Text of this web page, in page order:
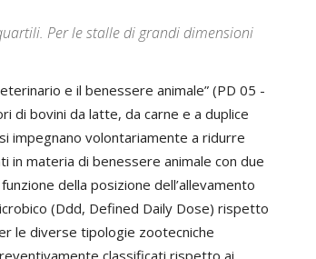
Per le stalle di grandi dimensioni
e il benessere animale” (PD 05 -
di bovini da latte, da carne e a duplice
impegnano volontariamente a ridurre
in materia di benessere animale con due
della posizione dell’allevamento
(Ddd, Defined Daily Dose) rispetto
le diverse tipologie zootecniche
classificati rispetto ai